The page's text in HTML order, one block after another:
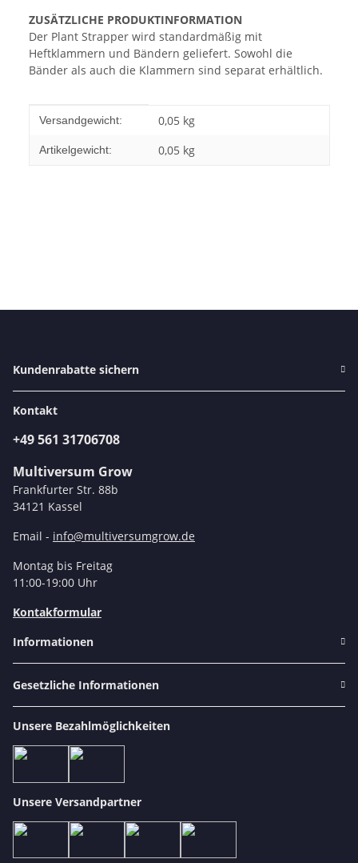
ZUSÄTZLICHE PRODUKTINFORMATION
Der Plant Strapper wird standardmäßig mit
Heftklammern und Bändern geliefert. Sowohl die
Bänder als auch die Klammern sind separat erhältlich.
Produkteigenschaft
Wert
Versandgewicht: 0,05 kg
Artikelgewicht: 0,05 kg
Kundenrabatte sichern
Kontakt
+49 561 31706708
Multiversum Grow
Frankfurter Str. 88b
34121 Kassel
Email - info@multiversumgrow.de
Montag bis Freitag
11:00-19:00 Uhr
Kontakformular
Informationen
Gesetzliche Informationen
Unsere Bezahlmöglichkeiten
Unsere Versandpartner